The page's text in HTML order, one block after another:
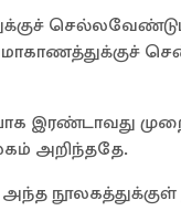
மாகாணத்துக்குச்
இரண்டாவது
அறிந்ததே.
நூலகத்துக்குள்